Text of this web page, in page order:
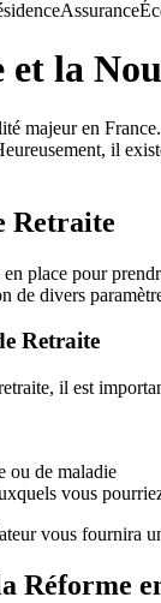
Assurance
la
majeur en
il
Retraite
place pour
de divers
Retraite
il est
ou de maladie
vous
vous fournira
Réforme